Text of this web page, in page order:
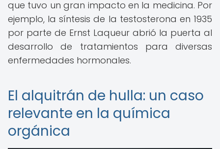
que tuvo un gran impacto en la medicina. Por
ejemplo, la síntesis de la testosterona en 1935
por parte de Ernst Laqueur abrió la puerta al
desarrollo de tratamientos para diversas
enfermedades hormonales.
El alquitrán de hulla: un caso
relevante en la química
orgánica